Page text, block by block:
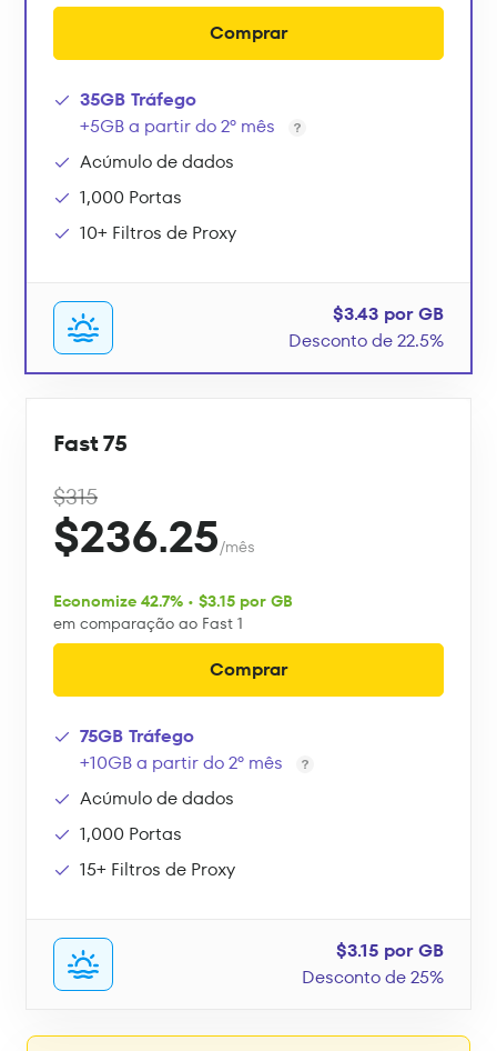
Comprar
35GB Tráfego
+5GB a partir do 2º mês
Acúmulo de dados
1,000 Portas
10+ Filtros de Proxy
$3.43 por GB
Desconto de 22.5%
Fast 75
$315
$236.25/mês
Economize 42.7% • $3.15 por GB
em comparação ao Fast 1
Comprar
75GB Tráfego
+10GB a partir do 2º mês
Acúmulo de dados
1,000 Portas
15+ Filtros de Proxy
$3.15 por GB
Desconto de 25%